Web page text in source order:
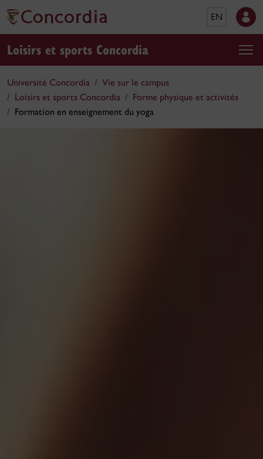
EN
Loisirs et sports Concordia
Université Concordia
Vie sur le campus
Loisirs et sports Concordia
Forme physique et activités
Formation en enseignement du yoga